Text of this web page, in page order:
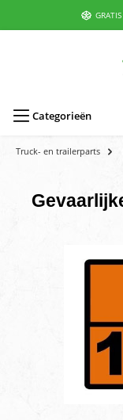
Categorieën
Truck- en trailerparts